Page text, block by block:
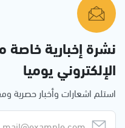
نشرة إخبارية خاصة
الإلكتروني يوميا
استلم اشعارات وأخبار حصرية